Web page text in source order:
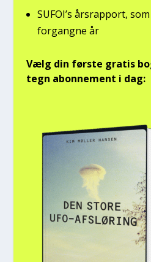
SUFOI’s års­rap­port,
for­gang­ne år
Vælg din før­ste gra­tis
tegn abon­ne­ment i dag: